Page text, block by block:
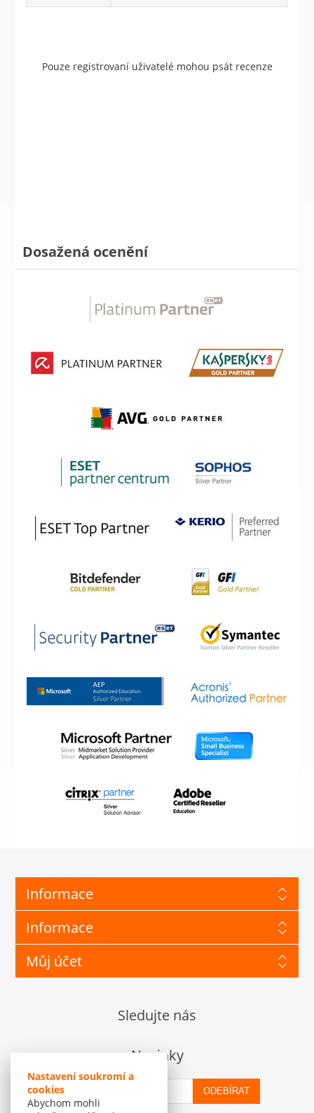
Nastavení soukromí a
cookies
Abychom mohli
Pouze registrovaní uživatelé mohou psát recenze
Dosažená ocenění
Informace
Informace
Můj účet
Sledujte nás
Novinky
ODEBÍRAT